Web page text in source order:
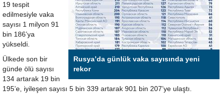
Rusya’da günlük vaka sayısında yeni
rekor
19 tespit
edilmesiyle vaka
sayısı 1 milyon 91
bin 186’ya
yükseldi.
Ülkede son bir
günde ölü sayısı
134 artarak 19 bin
195’e, iyileşen sayısı 5 bin 339 artarak 901 bin 207’ye ulaştı.